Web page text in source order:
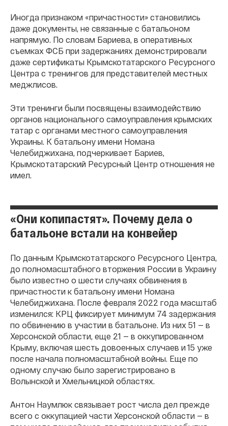
Иногда признаком «причастности» становились
даже документы, не связанные с батальоном
напрямую. По словам Бариева, в оперативных
съемках ФСБ при задержаниях демонстрировали
даже сертификаты Крымскотатарского Ресурсного
Центра с тренингов для представителей местных
меджлисов.
Эти тренинги были посвящены взаимодействию
органов национального самоуправления крымских
татар с органами местного самоуправления
Украины. К батальону имени Номана
Челебиджихана, подчеркивает Бариев,
Крымскотатарский Ресурсный Центр отношения не
имел.
«Они копипастят». Почему дела о
батальоне встали на конвейер
По данным Крымскотатарского Ресурсного Центра,
до полномасштабного вторжения России в Украину
было известно о шести случаях обвинения в
причастности к батальону имени Номана
Челебиджихана. После февраля 2022 года масштаб
изменился: КРЦ фиксирует минимум 74 задержания
по обвинению в участии в батальоне. Из них 51 — в
Херсонской области, еще 21 — в оккупированном
Крыму, включая шесть довоенных случаев и 15 уже
после начала полномасштабной войны. Еще по
одному случаю было зарегистрировано в
Волынской и Хмельницкой областях.
Антон Наумлюк связывает рост числа дел прежде
всего с оккупацией части Херсонской области — в